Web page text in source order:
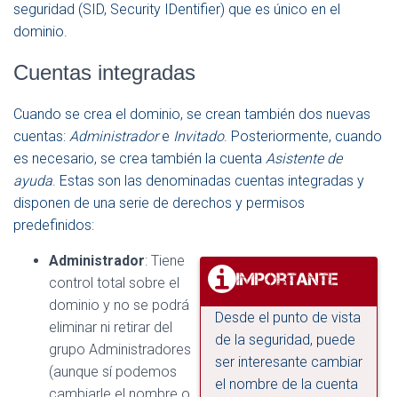
seguridad (SID, Security IDentifier) que es único en el
dominio.
Cuentas integradas
Cuando se crea el dominio, se crean también dos nuevas
cuentas: Administradore Invitado. Posteriormente, cuando
es necesario, se crea también la cuenta Asistente de
ayuda. Estas son las denominadas cuentas integradas y
disponen de una serie de derechos y permisos
predefinidos:
Desde el punto de vista
de la seguridad, puede
ser interesante cambiar
el nombre de la cuenta
Administrador: Tiene
control total sobre el
dominio y no se podrá
eliminar ni retirar del
grupo Administradores
(aunque sí podemos